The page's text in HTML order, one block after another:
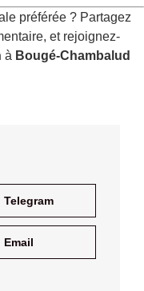
préférée ? Partagez
et rejoignez-
à Bougé-Chambalud
Telegram
Email